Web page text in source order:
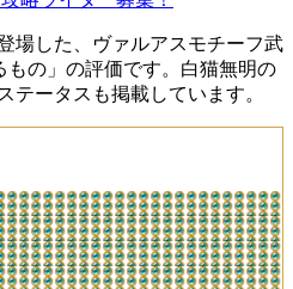
場した、ヴァルアスモチーフ武
の」の評価です。白猫無明の
テータスも掲載しています。